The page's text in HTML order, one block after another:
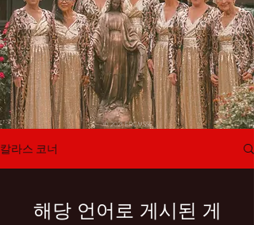
© 2021 ERCMSSE
칼라스 코너
해당 언어로 게시된 게